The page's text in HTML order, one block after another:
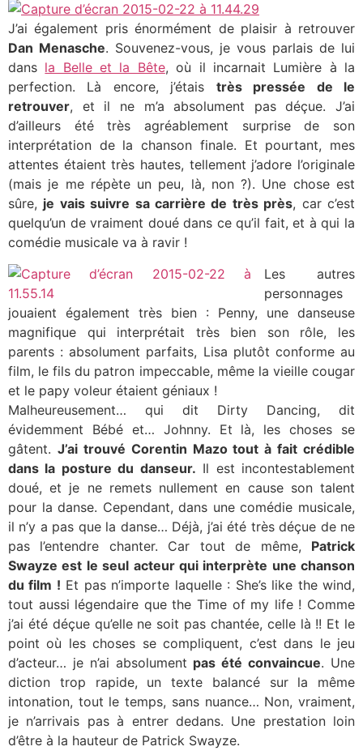
J’ai également pris énormément de plaisir à retrouver
Dan Menasche. Souvenez-vous, je vous parlais de lui
dans la Belle et la Bête, où il incarnait Lumière à la
perfection. Là encore, j’étais très pressée de le
retrouver, et il ne m’a absolument pas déçue. J’ai
d’ailleurs été très agréablement surprise de son
interprétation de la chanson finale. Et pourtant, mes
attentes étaient très hautes, tellement j’adore l’originale
(mais je me répète un peu, là, non ?). Une chose est
sûre, je vais suivre sa carrière de très près, car c’est
quelqu’un de vraiment doué dans ce qu’il fait, et à qui la
comédie musicale va à ravir !
Les autres
personnages
jouaient également très bien : Penny, une danseuse
magnifique qui interprétait très bien son rôle, les
parents : absolument parfaits, Lisa plutôt conforme au
film, le fils du patron impeccable, même la vieille cougar
et le papy voleur étaient géniaux !
Malheureusement… qui dit Dirty Dancing, dit
évidemment Bébé et… Johnny. Et là, les choses se
gâtent. J’ai trouvé Corentin Mazo tout à fait crédible
dans la posture du danseur. Il est incontestablement
doué, et je ne remets nullement en cause son talent
pour la danse. Cependant, dans une comédie musicale,
il n’y a pas que la danse… Déjà, j’ai été très déçue de ne
pas l’entendre chanter. Car tout de même, Patrick
Swayze est le seul acteur qui interprète une chanson
du film ! Et pas n’importe laquelle : She’s like the wind,
tout aussi légendaire que the Time of my life ! Comme
j’ai été déçue qu’elle ne soit pas chantée, celle là !! Et le
point où les choses se compliquent, c’est dans le jeu
d’acteur… je n’ai absolument pas été convaincue. Une
diction trop rapide, un texte balancé sur la même
intonation, tout le temps, sans nuance… Non, vraiment,
je n’arrivais pas à entrer dedans. Une prestation loin
d’être à la hauteur de Patrick Swayze.